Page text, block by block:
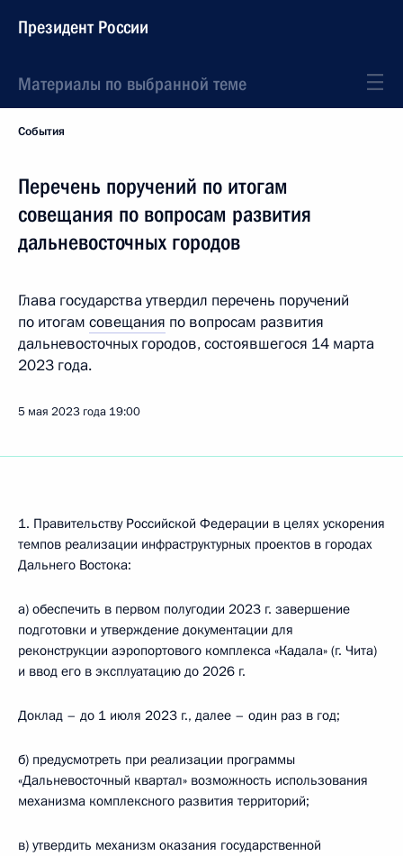
Президент России
Материалы по выбранной теме
События
Перечень поручений по итогам
совещания по вопросам развития
дальневосточных городов
Глава государства утвердил перечень поручений
по итогам совещания по вопросам развития
дальневосточных городов, состоявшегося 14 марта
2023 года.
5 мая 2023 года 19:00
1. Правительству Российской Федерации в целях ускорения
темпов реализации инфраструктурных проектов в городах
Дальнего Востока:
а) обеспечить в первом полугодии 2023 г. завершение
подготовки и утверждение документации для
реконструкции аэропортового комплекса «Кадала» (г. Чита)
и ввод его в эксплуатацию до 2026 г.
Доклад – до 1 июля 2023 г., далее – один раз в год;
б) предусмотреть при реализации программы
«Дальневосточный квартал» возможность использования
механизма комплексного развития территорий;
в) утвердить механизм оказания государственной